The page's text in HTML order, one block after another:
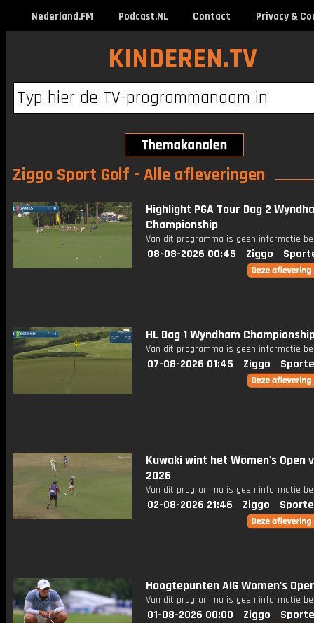
Nederland.FM Podcast.NL Contact Privacy &
KINDEREN.TV
Ziggo Sport Golf - Alle afleveringen
Highlight PGA Tour Dag 2
Championship
Van dit programma is geen informatie
08-08-2026 00:45 Ziggo
HL Dag 1 Wyndham
Van dit programma is geen informatie
07-08-2026 01:45 Ziggo
Kuwaki wint het Women's Open
2026
Van dit programma is geen informatie
02-08-2026 21:46 Ziggo
Hoogtepunten AIG Women's
Van dit programma is geen informatie
01-08-2026 00:00 Ziggo